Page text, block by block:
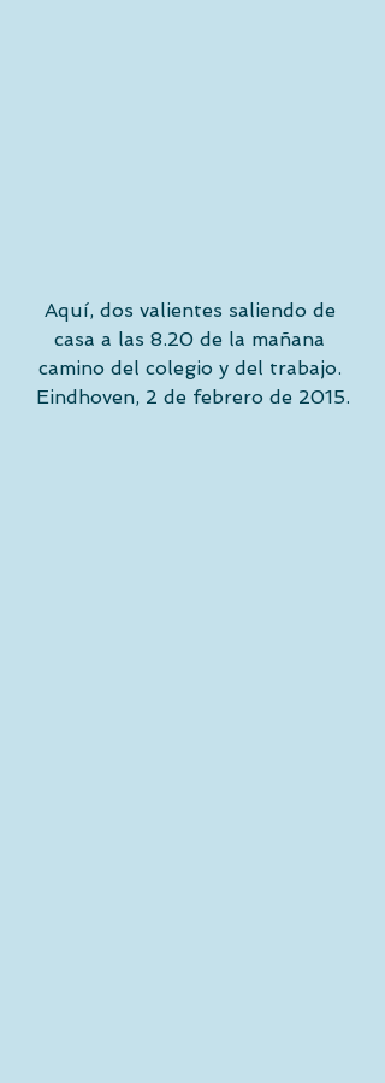
Aquí, dos valientes saliendo de
casa a las 8.20 de la mañana
camino del colegio y del trabajo.
Eindhoven, 2 de febrero de 2015.